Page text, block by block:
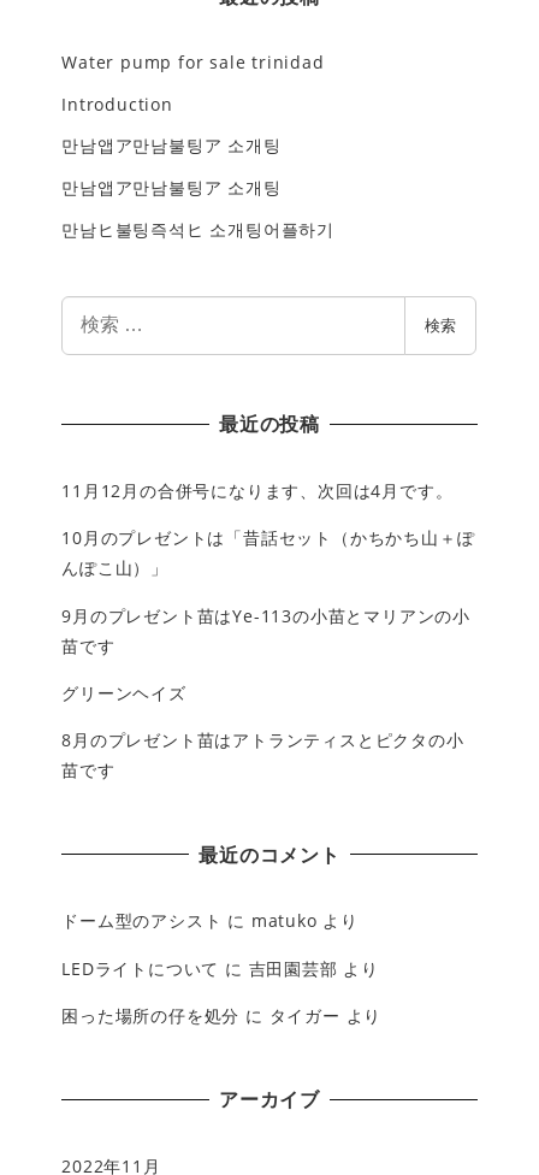
Water pump for sale trinidad
Introduction
만남앱ア만남불팅ア 소개팅
만남앱ア만남불팅ア 소개팅
만남ヒ불팅즉석ヒ 소개팅어플하기
検索
最近の投稿
11月12月の合併号になります、次回は4月です。
10月のプレゼントは「昔話セット（かちかち山＋ぽ
んぽこ山）」
9月のプレゼント苗はYe-113の小苗とマリアンの小
苗です
グリーンヘイズ
8月のプレゼント苗はアトランティスとピクタの小
苗です
最近のコメント
ドーム型のアシスト に matuko より
LEDライトについて に 吉田園芸部 より
困った場所の仔を処分 に タイガー より
アーカイブ
2022年11月